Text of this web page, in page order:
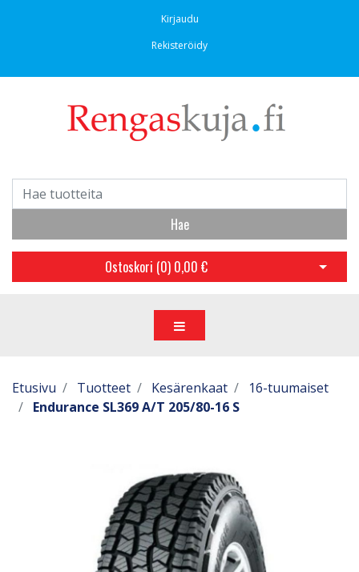
Kirjaudu
Rekisteröidy
Hae
Ostoskori (0) 0,00 € Avaa
Etusivu Tuotteet Kesärenkaat
16-tuumaiset
Endurance SL369 A/T 205/80-16 S